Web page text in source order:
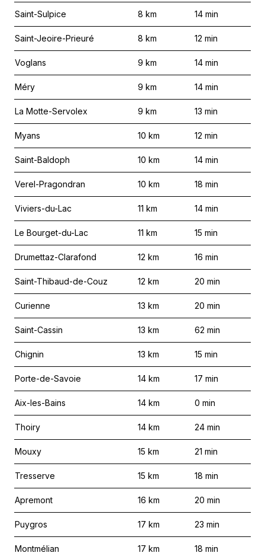
Saint-Sulpice 8 km 14 min
Saint-Jeoire-Prieuré 8 km 12 min
Voglans 9 km 14 min
Méry 9 km 14 min
La Motte-Servolex 9 km 13 min
Myans 10 km 12 min
Saint-Baldoph 10 km 14 min
Verel-Pragondran 10 km 18 min
Viviers-du-Lac 11 km 14 min
Le Bourget-du-Lac 11 km 15 min
Drumettaz-Clarafond 12 km 16 min
Saint-Thibaud-de-Couz 12 km 20 min
Curienne 13 km 20 min
Saint-Cassin 13 km 62 min
Chignin 13 km 15 min
Porte-de-Savoie 14 km 17 min
Aix-les-Bains 14 km 0 min
Thoiry 14 km 24 min
Mouxy 15 km 21 min
Tresserve 15 km 18 min
Apremont 16 km 20 min
Puygros 17 km 23 min
Montmélian 17 km 18 min